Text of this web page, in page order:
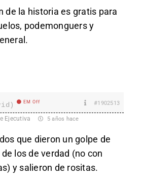
de la historia es gratis para
podemonguers y
EM Off #1902513
Ejecutiva 5 años hace
que dieron un golpe de
los de verdad (no con
y salieron de rositas.